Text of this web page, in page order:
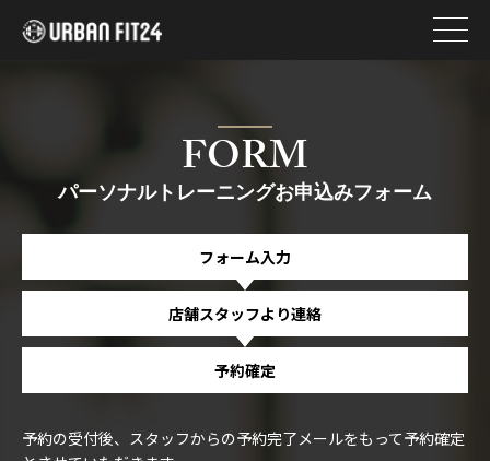
FORM
パーソナルトレーニングお申込みフォーム
フォーム入力
店舗スタッフより連絡
予約確定
予約の受付後、スタッフからの予約完了メールをもって予約確定